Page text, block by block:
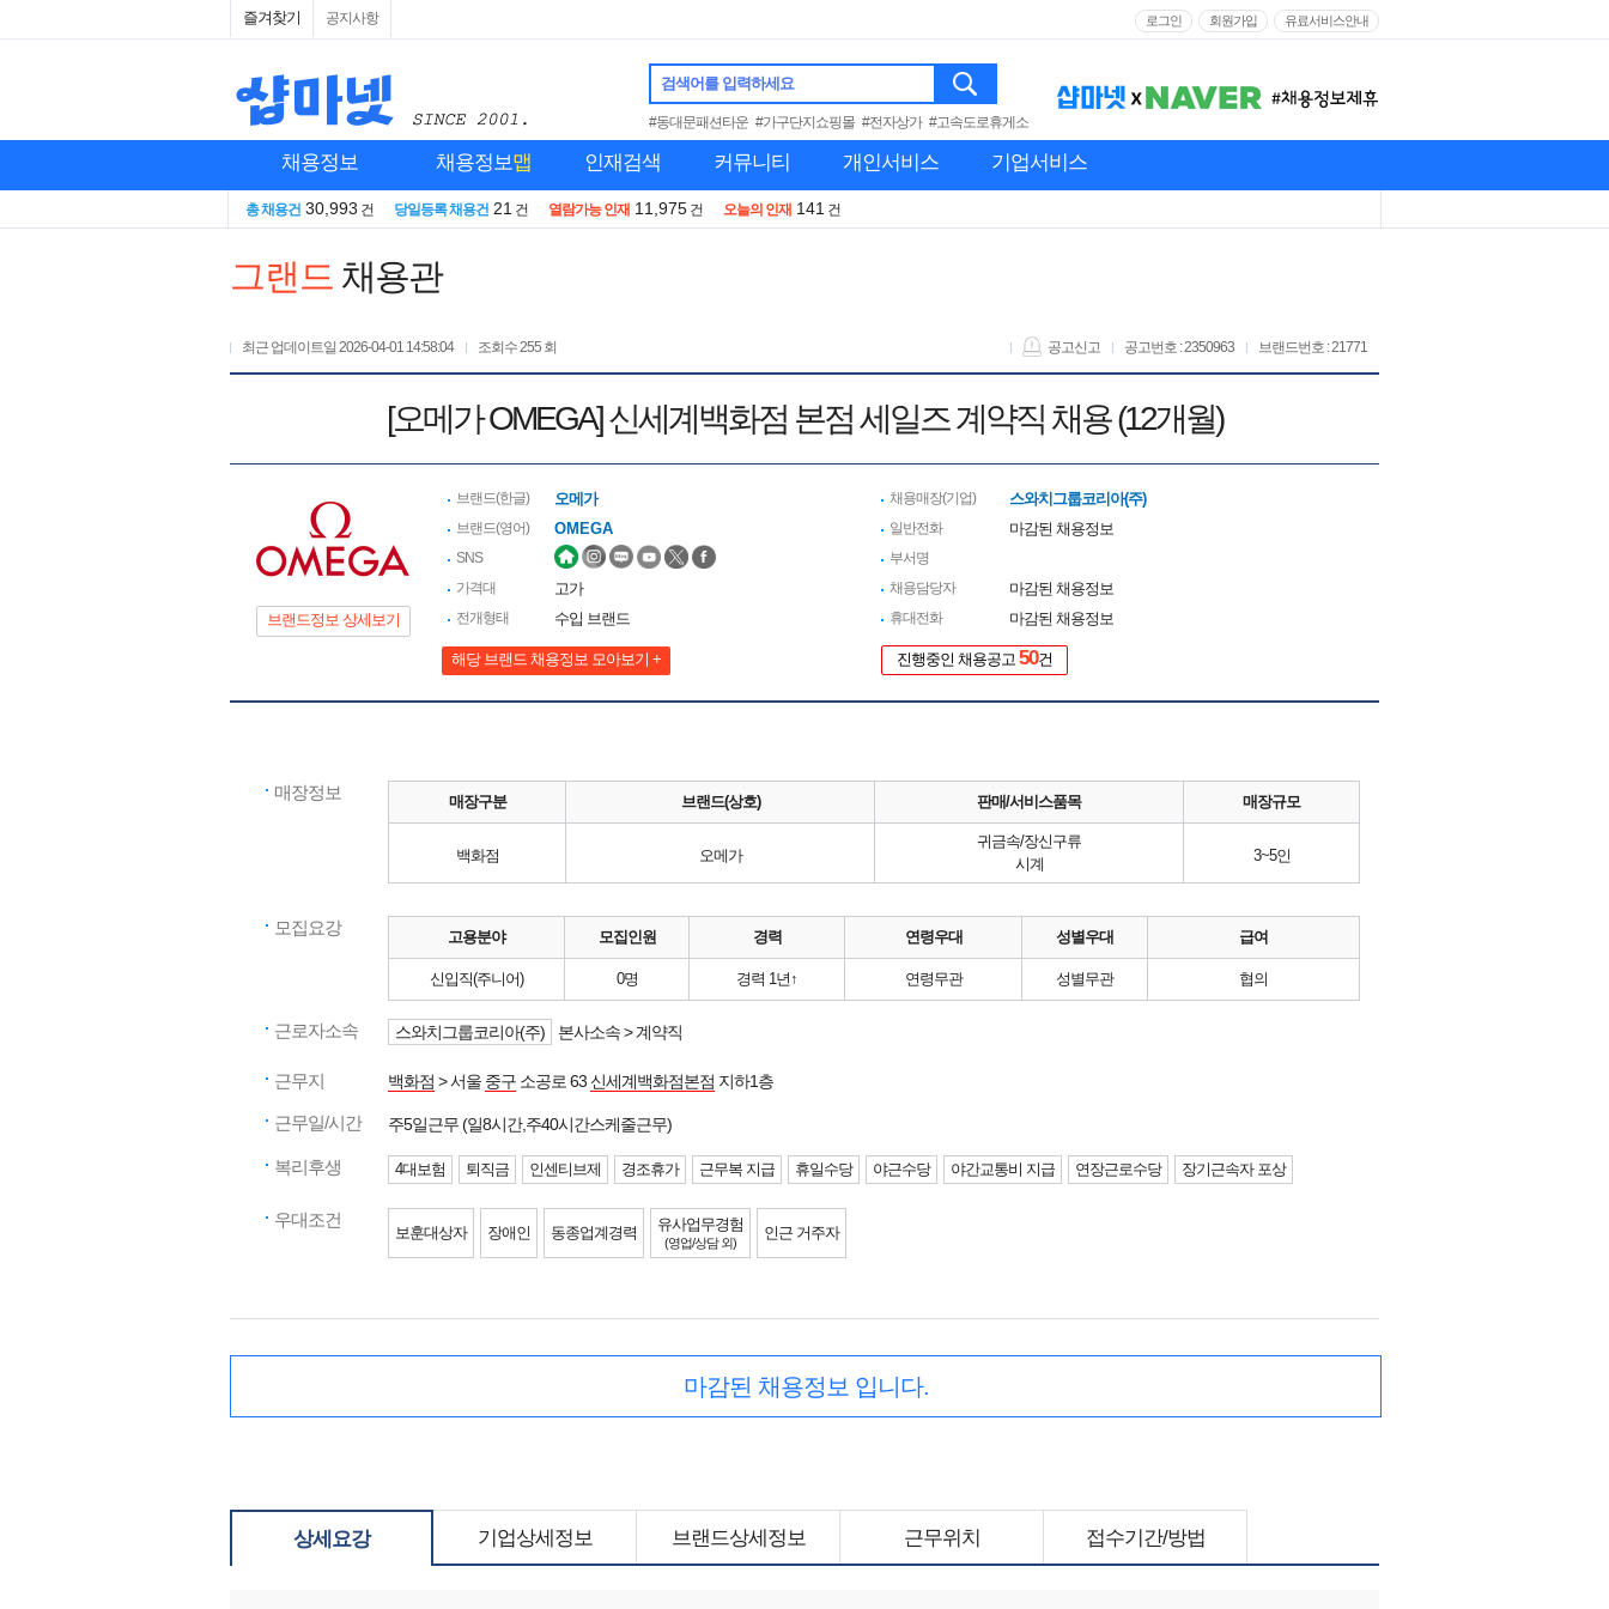
즐겨찾기 공지사항 로그인 회원가입 유료서비스안내
검색어를 입력하세요
#동대문패션타운 #가구단지쇼핑몰 #전자상가 #고속도로휴게소
채용정보 채용정보맵 인재검색 커뮤니티 개인서비스 기업서비스
총 채용건 30,993 건 당일등록 채용건 21 건 열람가능 인재 11,975 건 오늘의 인재 141 건
그랜드 채용관
최근 업데이트일 2026-04-01 14:58:04 조회수255 회 브랜드번호 : 21771
공고번호 : 2350963
공고신고
[오메가 OMEGA] 신세계백화점 본점 세일즈 계약직 채용 (12개월)
브랜드정보 상세보기
브랜드(한글) 오메가
브랜드(영어) OMEGA
SNS
가격대
고가
전개형태 수입 브랜드
해당 브랜드 채용정보 모아보기 +
채용매장(기업) 스와치그룹코리아(주)
일반전화 마감된 채용정보
부서명
채용담당자
마감된 채용정보
휴대전화 마감된 채용정보
진행중인 채용공고 50건
매장정보 매장구분 브랜드(상호) 판매/서비스품목 매장규모
백화점 오메가
귀금속/장신구류
시계
3~5인
모집요강 고용분야 모집인원 경력 연령우대 성별우대 급여
신입직(주니어) 0명 경력 1년↑ 연령무관 성별무관 협의
근로자소속 스와치그룹코리아(주) 본사소속 > 계약직
근무지 백화점 > 서울 중구 소공로 63 신세계백화점본점 지하1층
근무일/시간 주5일근무 (일8시간,주40시간스케줄근무)
복리후생 4대보험 퇴직금 인센티브제 경조휴가 근무복 지급 휴일수당 야근수당 야간교통비 지급 연장근로수당 장기근속자 포상
우대조건
보훈대상자 장애인 동종업계경력 유사업무경험
(영업/상담 외)
인근 거주자
마감된 채용정보 입니다.
상세요강 기업상세정보 브랜드상세정보 근무위치 접수기간/방법